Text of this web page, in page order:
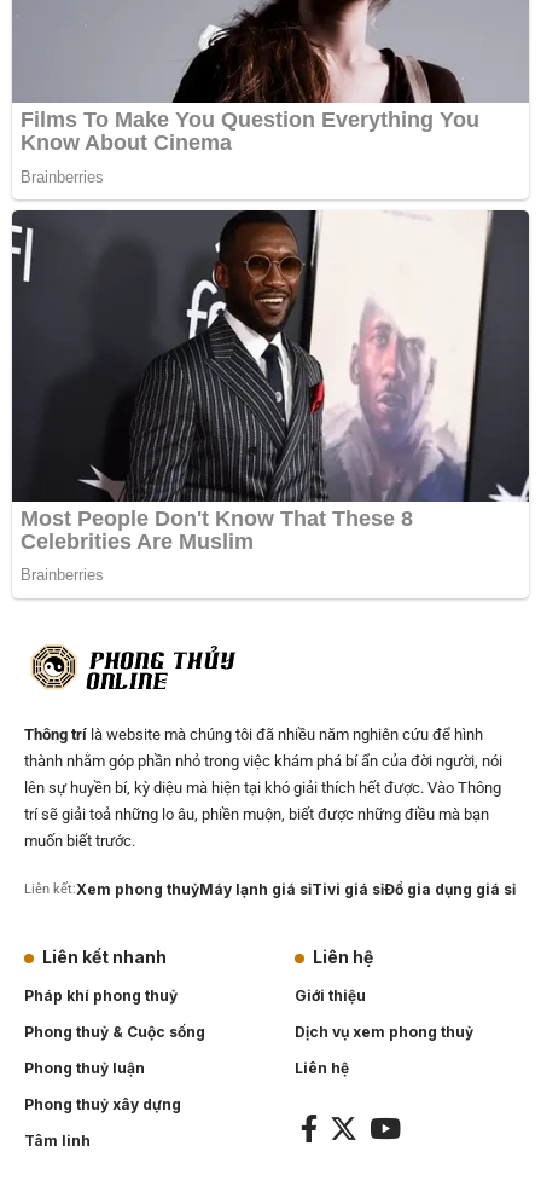
Thông trí là website mà chúng tôi đã nhiều năm nghiên cứu để hình
thành nhằm góp phần nhỏ trong việc khám phá bí ẩn của đời người, nói
lên sự huyền bí, kỳ diệu mà hiện tại khó giải thích hết được. Vào Thông
trí sẽ giải toả những lo âu, phiền muộn, biết được những điều mà bạn
muốn biết trước.
Liên kết:Xem phong thuỷMáy lạnh giá sỉTivi giá sỉĐồ gia dụng giá sỉ
Liên kết nhanh
Pháp khí phong thuỷ
Phong thuỷ & Cuộc sống
Phong thuỷ luận
Phong thuỷ xây dựng
Tâm linh
Liên hệ
Giới thiệu
Dịch vụ xem phong thuỷ
Liên hệ